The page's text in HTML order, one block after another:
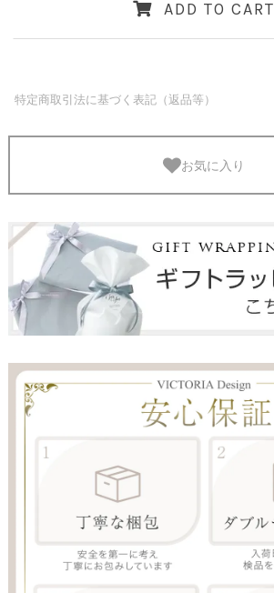
ADD TO CART
特定商取引法に基づく表記（返品等）
お気に入り